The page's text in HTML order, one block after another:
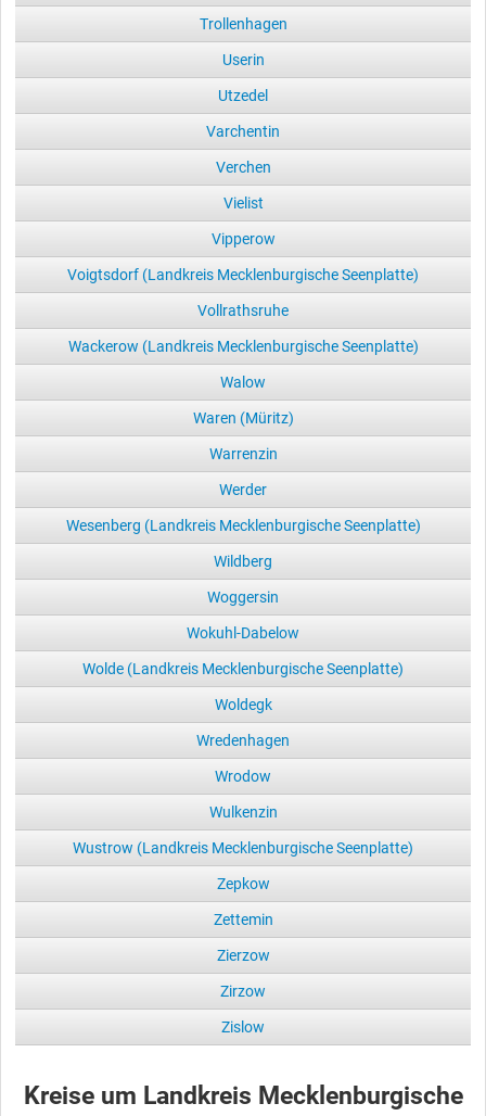
Trollenhagen
Userin
Utzedel
Varchentin
Verchen
Vielist
Vipperow
Voigtsdorf (Landkreis Mecklenburgische Seenplatte)
Vollrathsruhe
Wackerow (Landkreis Mecklenburgische Seenplatte)
Walow
Waren (Müritz)
Warrenzin
Werder
Wesenberg (Landkreis Mecklenburgische Seenplatte)
Wildberg
Woggersin
Wokuhl-Dabelow
Wolde (Landkreis Mecklenburgische Seenplatte)
Woldegk
Wredenhagen
Wrodow
Wulkenzin
Wustrow (Landkreis Mecklenburgische Seenplatte)
Zepkow
Zettemin
Zierzow
Zirzow
Zislow
Kreise um Landkreis Mecklenburgische